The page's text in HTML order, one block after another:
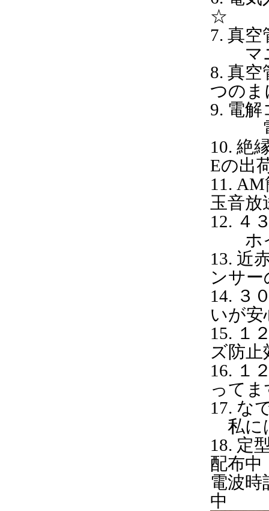
☆
7.
マニ
8. 真
つの
9.
電解
10.
Eの出
玉音放
12.
ホイ
13.
ンサー
14.
いが安
15. １
ズ防止
16.
ってま
私に
配布中
電波
中